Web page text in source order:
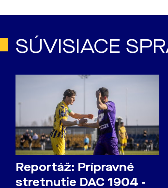
SÚVISIACE
Reportáž: Prípravné
stretnutie DAC 1904 -